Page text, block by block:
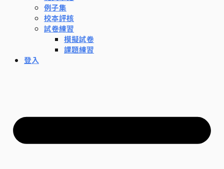
例子集
校本評核
試卷練習
模擬試卷
課題練習
登入